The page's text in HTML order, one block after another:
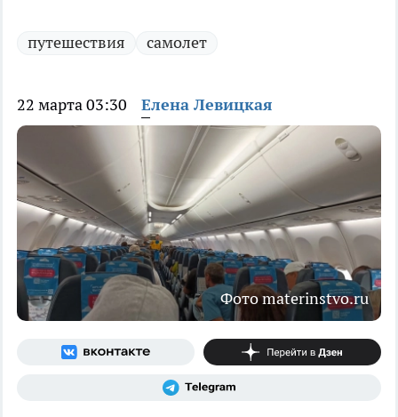
путешествия самолет
22 марта 03:30 Елена Левицкая
Фото materinstvo.ru